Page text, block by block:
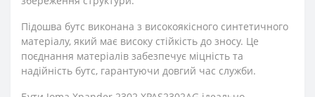
Підошва бутс виконана з високоякісного синтетичного
матеріалу, який має високу стійкість до зносу. Це
поєднання матеріалів забезпечує міцність та
надійність бутс, гарантуючи довгий час служби.